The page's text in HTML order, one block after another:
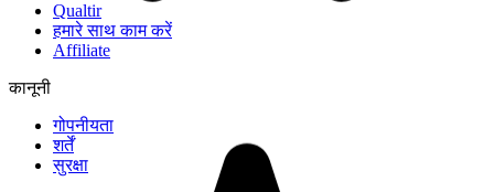
Qualtir
हमारे साथ काम करें
Affiliate
कानूनी
गोपनीयता
शर्तें
सुरक्षा